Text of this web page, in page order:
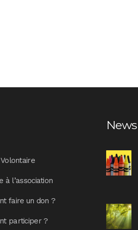
à l’association
faire un don ?
participer ?
News